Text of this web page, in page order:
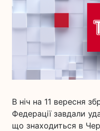
В ніч на 11 вересня
Федерації завдали
що знаходиться в